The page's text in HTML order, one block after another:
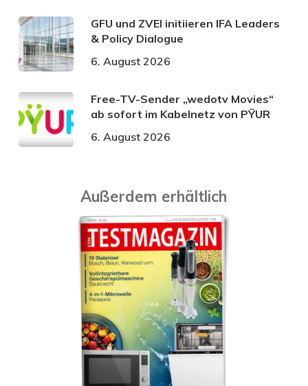
GFU und ZVEI initiieren IFA Leaders
& Policy Dialogue
6. August 2026
Free-TV-Sender „wedotv Movies“
ab sofort im Kabelnetz von PŸUR
6. August 2026
Außerdem erhältlich